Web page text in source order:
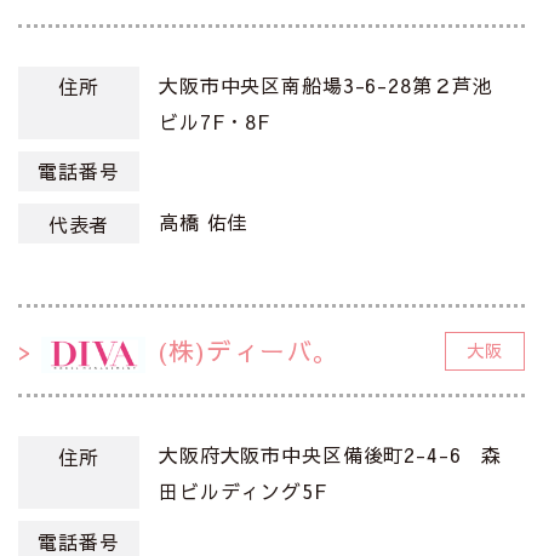
住所
大阪市中央区南船場3-6-28第２芦池
ビル7F・8F
電話番号
代表者
高橋 佑佳
(株)ディーバ。 大阪
住所
大阪府大阪市中央区備後町2-4-6 森
田ビルディング5F
電話番号